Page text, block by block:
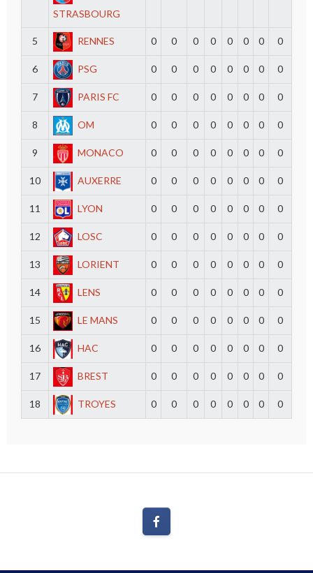
STRASBOURG
5 RENNES 0 0 0 0 0 0 0 0
6 PSG 0 0 0 0 0 0 0 0
7 PARIS FC 0 0 0 0 0 0 0 0
8 OM 0 0 0 0 0 0 0 0
9 MONACO 0 0 0 0 0 0 0 0
10 AUXERRE 0 0 0 0 0 0 0 0
11 LYON 0 0 0 0 0 0 0 0
12 LOSC 0 0 0 0 0 0 0 0
13 LORIENT 0 0 0 0 0 0 0 0
14 LENS 0 0 0 0 0 0 0 0
15 LE MANS 0 0 0 0 0 0 0 0
16 HAC 0 0 0 0 0 0 0 0
17 BREST 0 0 0 0 0 0 0 0
18 TROYES 0 0 0 0 0 0 0 0